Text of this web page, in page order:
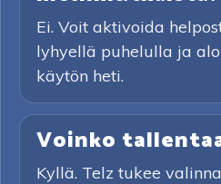
Ei. Voit aktivoida
lyhyellä puhelulla ja
käytön heti.
Voinko
Kyllä. Telz tukee